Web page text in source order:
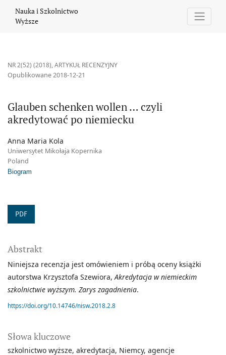
Nauka i Szkolnictwo
Wyższe
NR 2(52) (2018),ARTYKUŁ RECENZYJNY
Glauben schenken wollen … czyli
akredytować po niemiecku
Opublikowane 2018-12-21
Anna Maria Kola
Uniwersytet Mikołaja Kopernika
Poland
Biogram
PDF
Słowa kluczowe
szkolnictwo wyższe akredytacja Niemcy agencje
Abstrakt
Niniejsza recenzja jest omówieniem i próbą oceny książki
autorstwa Krzysztofa Szewiora,Akredytacja w niemieckim
szkolnictwie wyższym. Zarys zagadnienia.
https://doi.org/10.14746/nisw.2018.2.8